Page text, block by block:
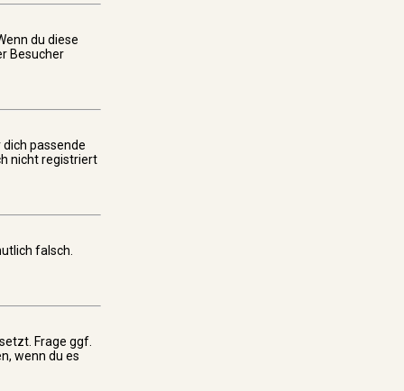
du diese
Besucher
passende
nicht registriert
falsch.
Frage ggf.
wenn du es